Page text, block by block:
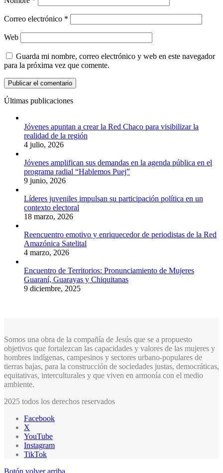
Correo electrónico *
Web
Guarda mi nombre, correo electrónico y web en este navegador
para la próxima vez que comente.
Últimas publicaciones
Jóvenes apuntan a crear la Red Chaco para visibilizar la
realidad de la región
4 julio, 2026
Jóvenes amplifican sus demandas en la agenda pública en el
programa radial “Hablemos Puej”
9 junio, 2026
Líderes juveniles impulsan su participación política en un
contexto electoral
18 marzo, 2026
Reencuentro emotivo y enriquecedor de periodistas de la Red
Amazónica Satelital
4 marzo, 2026
Encuentro de Territorios: Pronunciamiento de Mujeres
Guaraní, Guarayas y Chiquitanas
9 diciembre, 2025
Somos una obra de la compañía de Jesús que se a propuesto
objetivos que fortalezcan las capacidades y valores de las mujeres y
hombres indígenas, campesinos y sectores urbano-populares de
tierras bajas, para la construcción de sociedades justas, democráticas,
equitativas, interculturales y que viven en armonía con el medio
ambiente.
2025 todos los derechos reservados
Facebook
X
YouTube
Instagram
TikTok
Botón volver arriba